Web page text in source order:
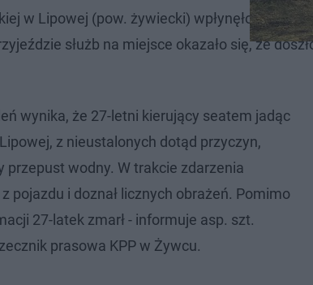
w Lipowej (pow. żywiecki) wpłynęło do
służb na miejsce okazało się, że
wynika, że 27-letni kierujący seatem jadąc
z nieustalonych dotąd przyczyn,
przepust wodny. W trakcie zdarzenia
pojazdu i doznał licznych obrażeń. Pomimo
27-latek zmarł - informuje asp. szt.
prasowa KPP w Żywcu.